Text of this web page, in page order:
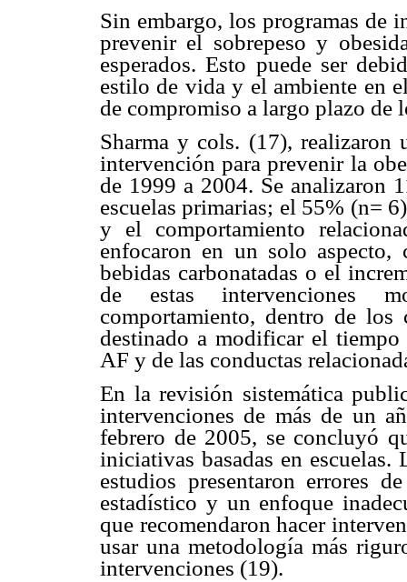
Sin embargo, los programas de
prevenir el sobrepeso y
esperados. Esto puede ser
estilo de vida y el ambiente en
de compromiso a largo plazo de
Sharma y cols. (17), realizaron
intervención para prevenir la
de 1999 a 2004. Se analizaron
escuelas primarias; el 55% (n=
y el comportamiento
enfocaron en un solo
bebidas carbonatadas o el
de estas intervenciones
comportamiento, dentro de
destinado a modificar el
AF y de las conductas
En la revisión sistemática
intervenciones de más de un
febrero de 2005, se concluyó
iniciativas basadas en
estudios presentaron errores
estadístico y un enfoque
que recomendaron hacer
usar una metodología más
intervenciones (19).